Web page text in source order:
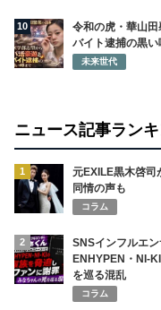
10
令和の虎・華山
バイト逮捕の黒い
未来世代
ニュース記事ラン
1
元EXILE黒木啓司
同情の声も
コラム
2
SNSインフルエ
ENHYPEN・NI-
を巡る混乱
コラム